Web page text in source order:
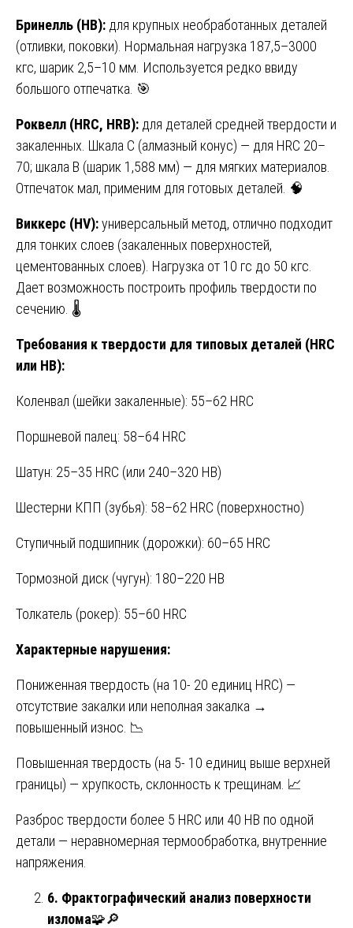
Бринелль (HB): для крупных необработанных деталей
(отливки, поковки). Нормальная нагрузка 187,5–3000
кгс, шарик 2,5–10 мм. Используется редко ввиду
большого отпечатка. 🎯
Роквелл (HRC, HRB): для деталей средней твердости и
закаленных. Шкала C (алмазный конус) — для HRC 20–
70; шкала B (шарик 1,588 мм) — для мягких материалов.
Отпечаток мал, применим для готовых деталей. 🧠
Виккерс (HV):универсальный метод, отлично подходит
для тонких слоев (закаленных поверхностей,
цементованных слоев). Нагрузка от 10 гс до 50 кгс.
Дает возможность построить профиль твердости по
сечению. 🌡️
Требования к твердости для типовых деталей (HRC
или HB):
Коленвал (шейки закаленные): 55–62 HRC
Поршневой палец: 58–64 HRC
Шатун: 25–35 HRC (или 240–320 HB)
Шестерни КПП (зубья): 58–62 HRC (поверхностно)
Ступичный подшипник (дорожки): 60–65 HRC
Тормозной диск (чугун): 180–220 HB
Толкатель (рокер): 55–60 HRC
Характерные нарушения:
Пониженная твердость (на 10- 20 единиц HRC) —
отсутствие закалки или неполная закалка →
повышенный износ. 📉
Повышенная твердость (на 5- 10 единиц выше верхней
границы) — хрупкость, склонность к трещинам. 📈
Разброс твердости более 5 HRC или 40 HB по одной
детали — неравномерная термообработка, внутренние
напряжения.
6. Фрактографический анализ поверхности
излома🧩🔎